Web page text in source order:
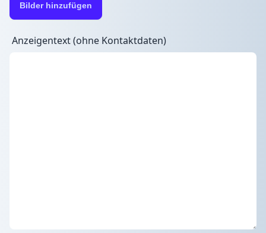
Bilder hinzufügen
Anzeigentext (ohne Kontaktdaten)